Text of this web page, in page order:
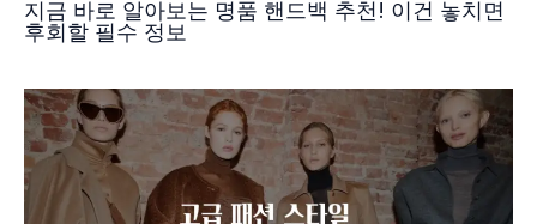
지금 바로 알아보는 명품 핸드백 추천! 이건 놓치면
후회할 필수 정보